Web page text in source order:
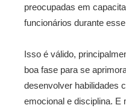
preocupadas em
funcionários durante
Isso é válido,
boa fase para se
desenvolver habilidades
emocional e disciplina. E